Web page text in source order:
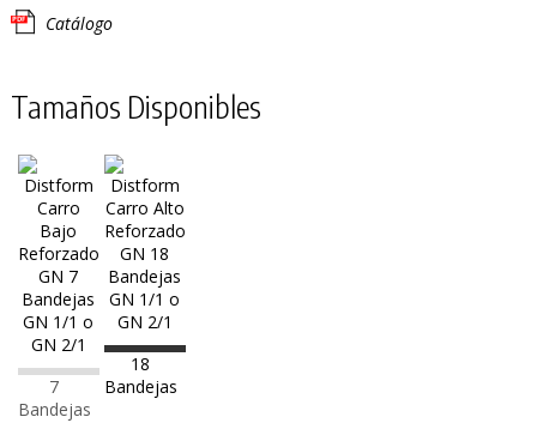
Catálogo
Tamaños Disponibles
7
Bandejas
18
Bandejas